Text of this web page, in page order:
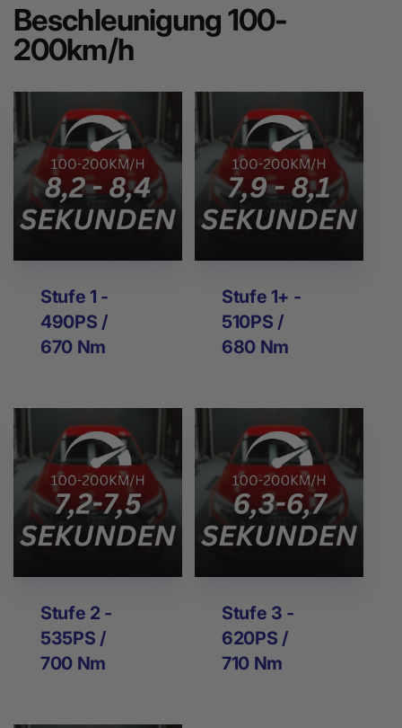
Beschleunigung 100-
200km/h
Stufe 1 -
490PS /
670 Nm
Stufe 1+ -
510PS /
680 Nm
Stufe 2 -
535PS /
700 Nm
Stufe 3 -
620PS /
710 Nm